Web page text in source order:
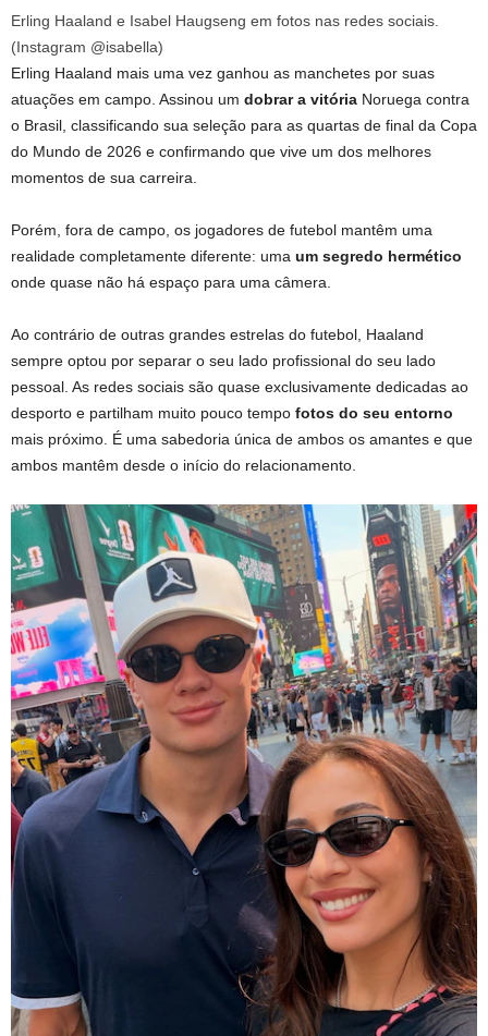
Erling Haaland e Isabel Haugseng em fotos nas redes sociais.
(Instagram @isabella)
Erling Haaland mais uma vez ganhou as manchetes por suas
atuações em campo. Assinou um dobrar a vitória Noruega contra
o Brasil, classificando sua seleção para as quartas de final da Copa
do Mundo de 2026 e confirmando que vive um dos melhores
momentos de sua carreira.
Porém, fora de campo, os jogadores de futebol mantêm uma
realidade completamente diferente: uma um segredo hermético
onde quase não há espaço para uma câmera.
Ao contrário de outras grandes estrelas do futebol, Haaland
sempre optou por separar o seu lado profissional do seu lado
pessoal. As redes sociais são quase exclusivamente dedicadas ao
desporto e partilham muito pouco tempo fotos do seu entorno
mais próximo. É uma sabedoria única de ambos os amantes e que
ambos mantêm desde o início do relacionamento.